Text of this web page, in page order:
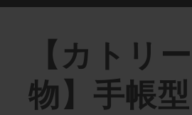
【カトリ
物】手帳